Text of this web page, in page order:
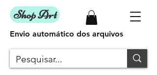
Shop Art
Envio automático dos arquivos